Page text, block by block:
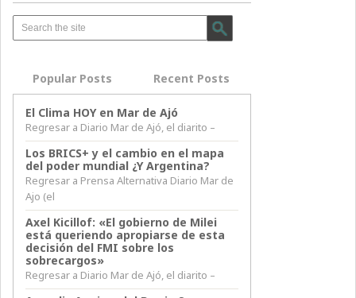
Popular Posts Recent Posts
El Clima HOY en Mar de Ajó
Regresar a Diario Mar de Ajó, el diarito –
Los BRICS+ y el cambio en el mapa
del poder mundial ¿Y Argentina?
Regresar a Prensa Alternativa Diario Mar de
Ajo (el
Axel Kicillof: «El gobierno de Milei
está queriendo apropiarse de esta
decisión del FMI sobre los
sobrecargos»
Regresar a Diario Mar de Ajó, el diarito –